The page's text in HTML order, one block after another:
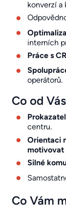
konverzí a
interních
Práce s
operátorů.
Co od
centru.
Orientaci
motivovat
Silné
Co Vám